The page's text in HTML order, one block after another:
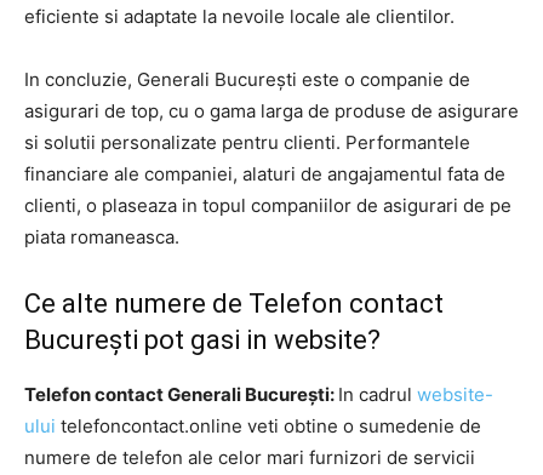
eficiente si adaptate la nevoile locale ale clientilor.
In concluzie, Generali București este o companie de
asigurari de top, cu o gama larga de produse de asigurare
si solutii personalizate pentru clienti. Performantele
financiare ale companiei, alaturi de angajamentul fata de
clienti, o plaseaza in topul companiilor de asigurari de pe
piata romaneasca.
Ce alte numere de Telefon contact
București pot gasi in website?
Telefon contact Generali București: In cadrul website-
ului telefoncontact.online veti obtine o sumedenie de
numere de telefon ale celor mari furnizori de servicii